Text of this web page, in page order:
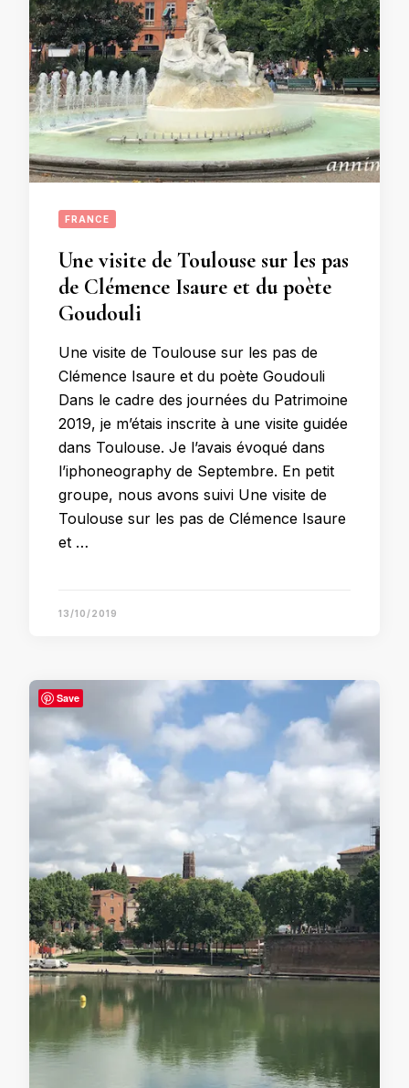
FRANCE
Une visite de Toulouse sur les pas
de Clémence Isaure et du poète
Goudouli
Une visite de Toulouse sur les pas de
Clémence Isaure et du poète Goudouli
Dans le cadre des journées du Patrimoine
2019, je m’étais inscrite à une visite guidée
dans Toulouse. Je l’avais évoqué dans
l’iphoneography de Septembre. En petit
groupe, nous avons suivi Une visite de
Toulouse sur les pas de Clémence Isaure
et …
13/10/2019
Save